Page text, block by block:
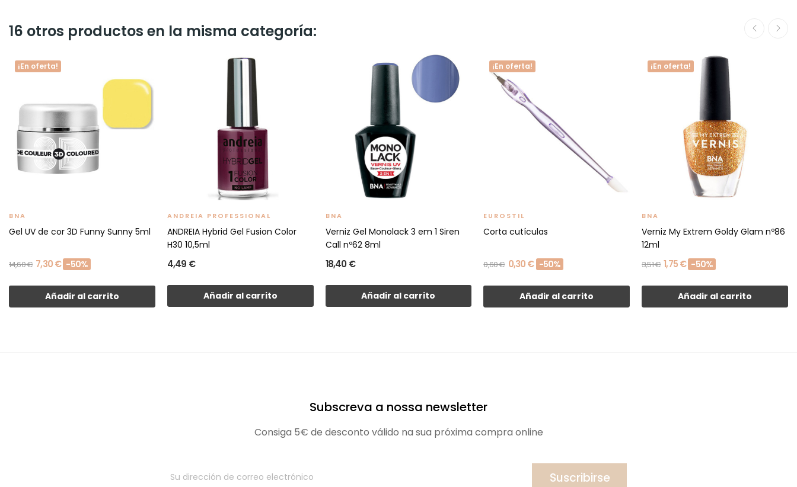
16 otros productos en la misma categoría:
¡En oferta!
BNA
Gel UV de cor 3D Funny Sunny 5ml
14,60 € 7,30 € -50%
Añadir al carrito
ANDREIA PROFESSIONAL
ANDREIA Hybrid Gel Fusion Color
H30 10,5ml
4,49 €
Añadir al carrito
BNA
Verniz Gel Monolack 3 em 1 Siren
Call nº62 8ml
18,40 €
Añadir al carrito
¡En oferta!
EUROSTIL
Corta cutículas
0,60 € 0,30 € -50%
Añadir al carrito
¡En oferta!
BNA
Verniz My Extrem Goldy Glam nº86
12ml
3,51 € 1,75 € -50%
Añadir al carrito
Subscreva a nossa newsletter
Consiga 5€ de desconto válido na sua próxima compra online
Suscribirse